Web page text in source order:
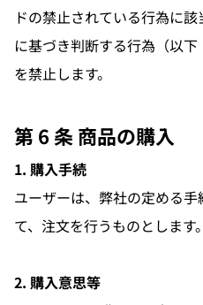
ドの禁止されている行為に
に基づき判断する行為（以下
を禁止します。
第 6 条 商品の購入
1. 購入手続
ユーザーは、弊社の定める
て、注文を行うものとします。
2. 購入意思等